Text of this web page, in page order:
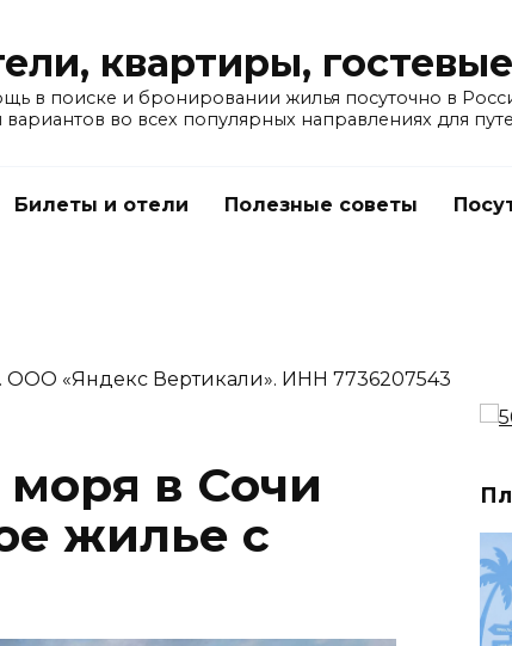
квартиры,
в поиске и бронировании жилья посуточно в
вариантов во всех популярных направлениях для
Билеты и отели Полезные советы
ООО «Яндекс Вертикали». ИНН 7736207543
моря в Сочи
жилье с